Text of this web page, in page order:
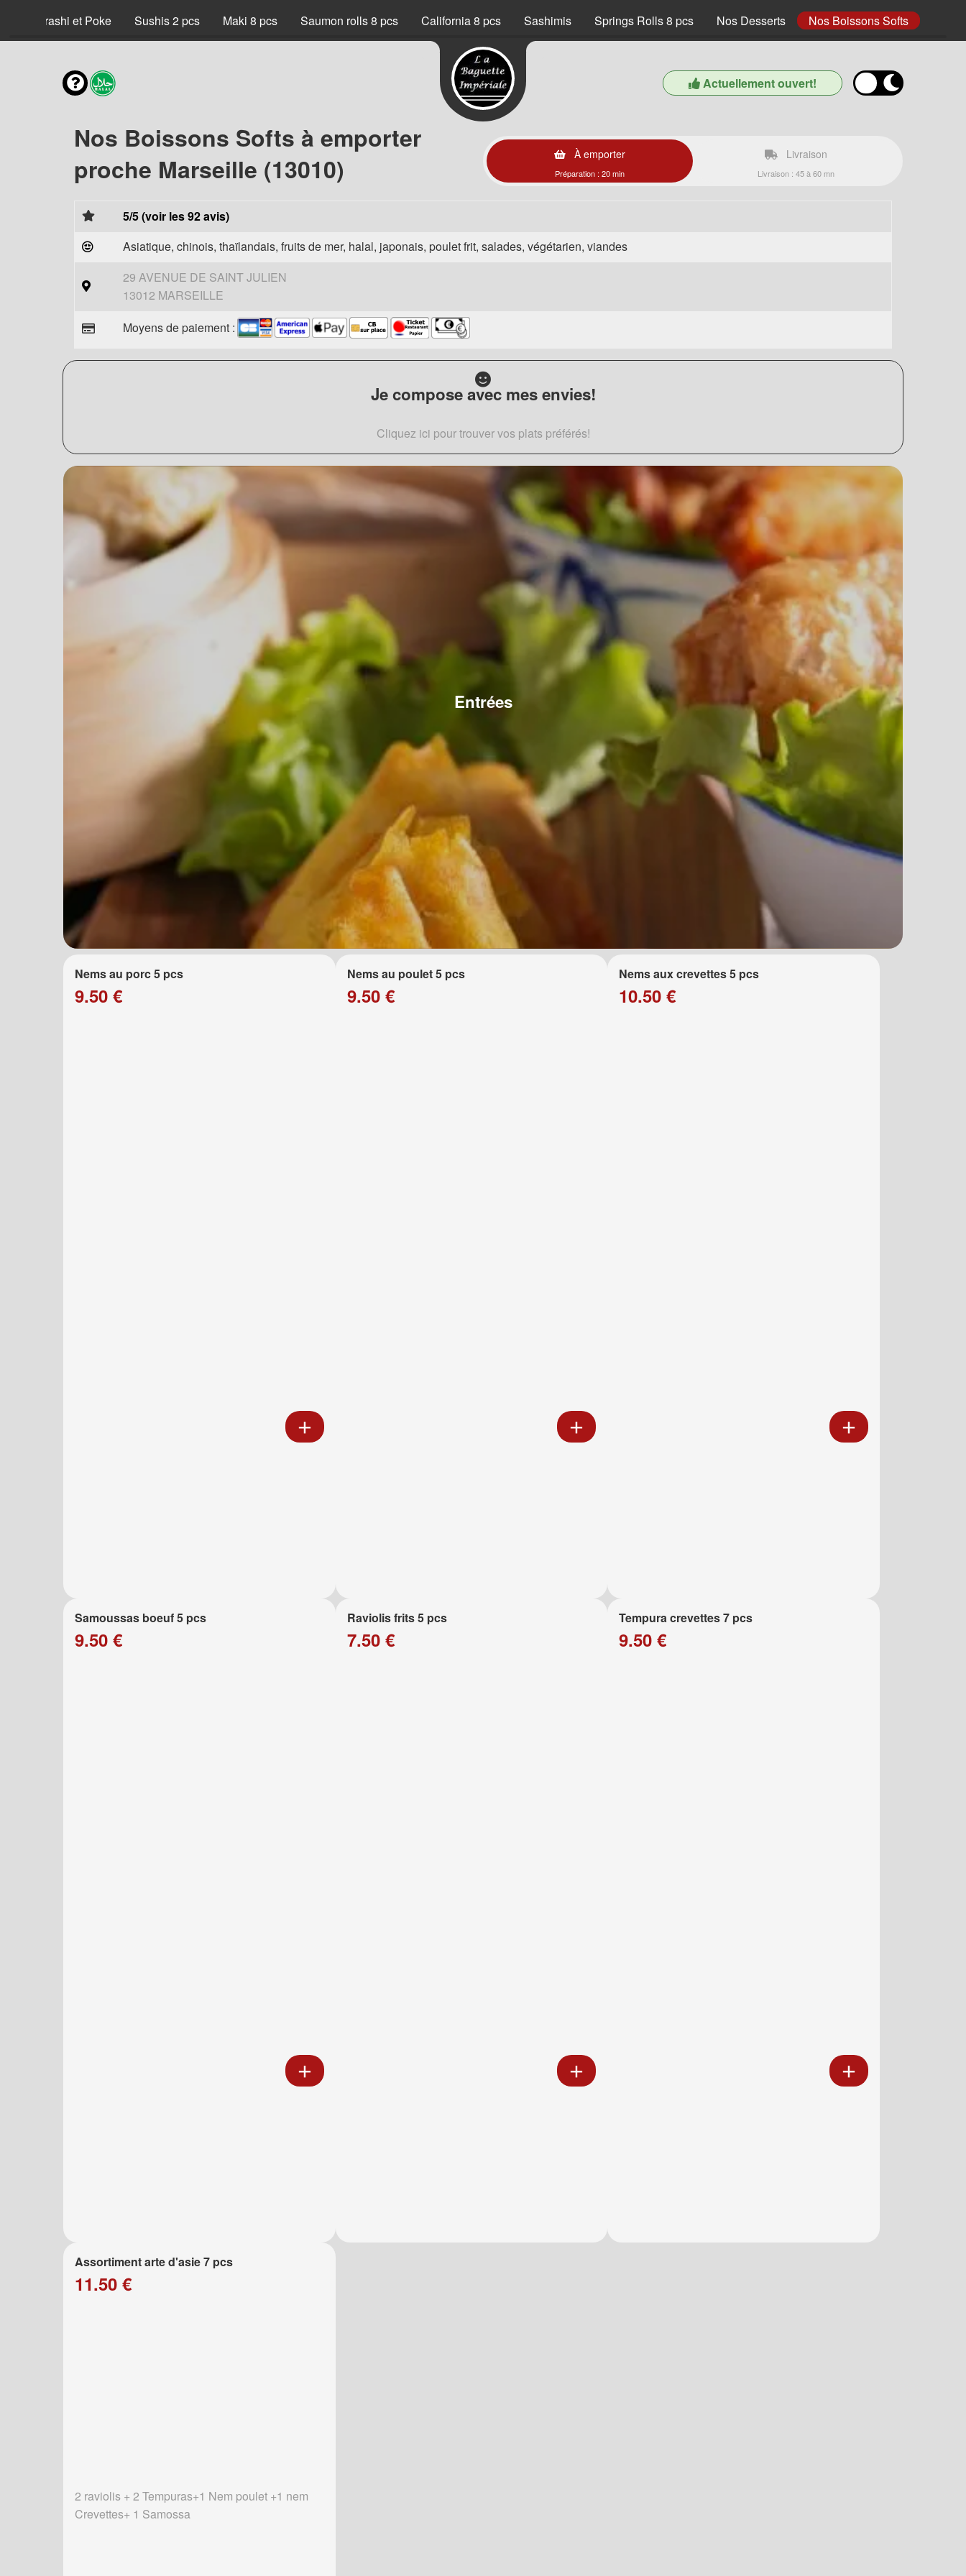
Chirashi et Poke Sushis 2 pcs Maki 8 pcs Saumon rolls 8 pcs California 8 pcs Sashimis Springs Rolls 8 pcs Nos Desserts Nos Boissons Softs
Actuellement ouvert!
Nos Boissons Softs à emporter
proche Marseille (13010)
À emporter
Préparation : 20 min
Livraison
Livraison : 45 à 60 mn
5/5 (voir les 92 avis)
Asiatique, chinois, thaïlandais, fruits de mer, halal, japonais, poulet frit, salades, végétarien, viandes
29 AVENUE DE SAINT JULIEN
13012 MARSEILLE
Moyens de paiement :
Je compose avec mes envies!
Cliquez ici pour trouver vos plats préférés!
Entrées
Nems au porc 5 pcs
9.50 €
Nems au poulet 5 pcs
9.50 €
Nems aux crevettes 5 pcs
10.50 €
Samoussas boeuf 5 pcs
9.50 €
Raviolis frits 5 pcs
7.50 €
Tempura crevettes 7 pcs
9.50 €
Assortiment arte d'asie 7 pcs
11.50 €
2 raviolis + 2 Tempuras+1 Nem poulet +1 nem
Crevettes+ 1 Samossa